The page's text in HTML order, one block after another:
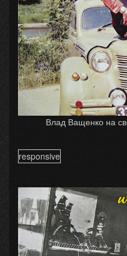
Влад Ващенко на
responsive